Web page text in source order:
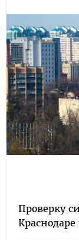
Проверку